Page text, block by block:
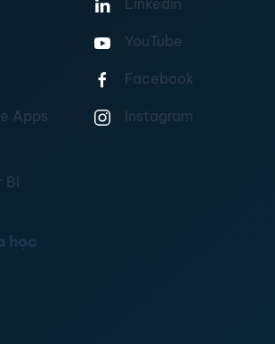
Apps
BI
Linkedin
YouTube
Facebook
Instagram
học